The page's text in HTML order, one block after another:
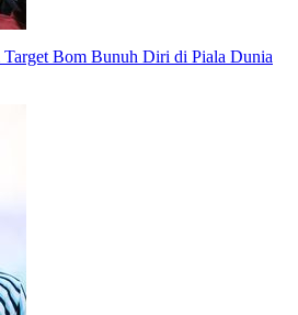
Target Bom Bunuh Diri di Piala Dunia